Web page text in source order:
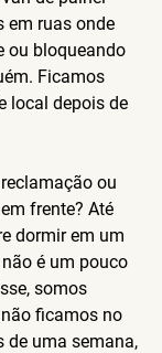
em ruas onde
ou bloqueando
Ficamos
local depois de
ou
frente? Até
dormir em um
é um pouco
somos
ficamos no
de uma semana,